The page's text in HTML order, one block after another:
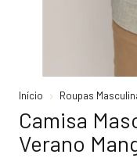
Início Roupas
Camisa
Verano